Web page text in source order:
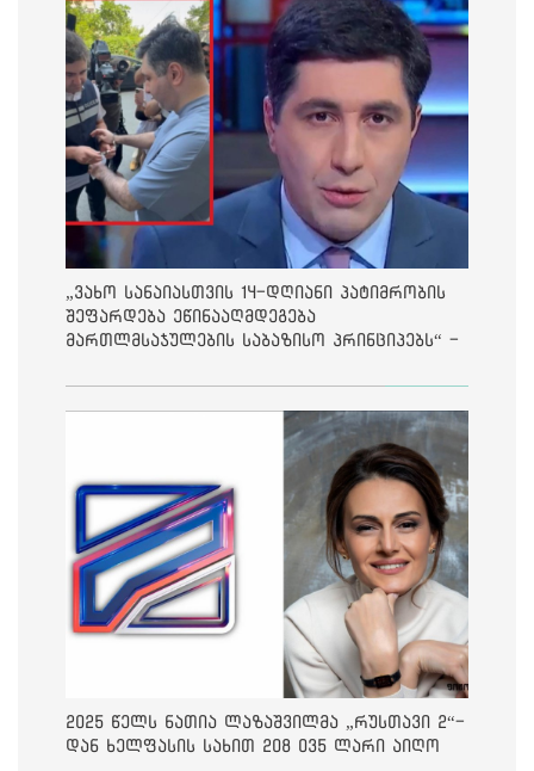
„ვახო სანაიასთვის 14-დღიანი პატიმრობის
შეფარდება ეწინააღმდეგება
მართლმსაჯულების საბაზისო პრინციპებს“ -
2025 წელს ნათია ლაზაშვილმა „რუსთავი 2“-
დან ხელფასის სახით 208 035 ლარი აიღო